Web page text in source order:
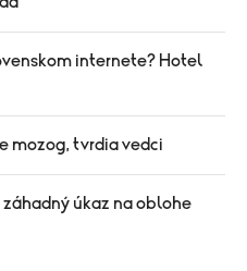
internete? Hotel
mozog, tvrdia vedci
úkaz na oblohe